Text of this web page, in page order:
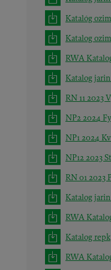
Katalóg
Katalog
RWA
Katalog
RN 11 2023
NP2 2024
NP1 2024
NP12 2023
RN 01 2023
Katalog
RWA
Katalog
RWA